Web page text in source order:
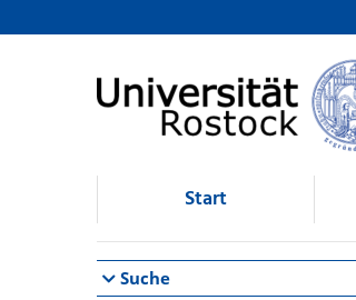
Browsen
direkt zum Inhalt
Start
Suche